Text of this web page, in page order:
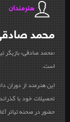
هنرمندان
محمد
است.
این هنرمند از دوران
تحصیلات خود با
حضور در صحنه تیاتر